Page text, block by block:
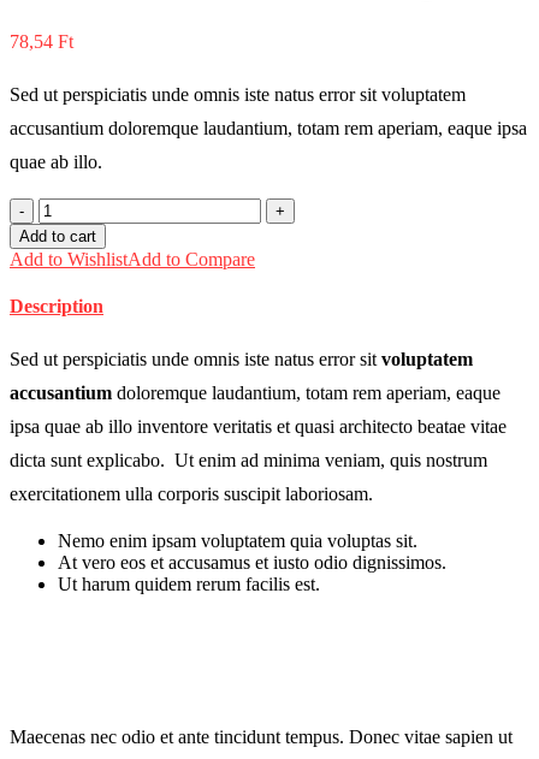
78,54 Ft
Sed ut perspiciatis unde omnis iste natus error sit voluptatem
accusantium doloremque laudantium, totam rem aperiam, eaque ipsa
quae ab illo.
Convertible
Shoulder
Bags
quantity
Add to cart
Add to WishlistAdd to Compare
Description
Sed ut perspiciatis unde omnis iste natus error sitvoluptatem
accusantium doloremque laudantium, totam rem aperiam, eaque
ipsa quae ab illo inventore veritatis et quasi architecto beatae vitae
dicta sunt explicabo. Ut enim ad minima veniam, quis nostrum
exercitationem ulla corporis suscipit laboriosam.
Nemo enim ipsam voluptatem quia voluptas sit.
At vero eos et accusamus et iusto odio dignissimos.
Ut harum quidem rerum facilis est.
Maecenas nec odio et ante tincidunt tempus. Donec vitae sapien ut